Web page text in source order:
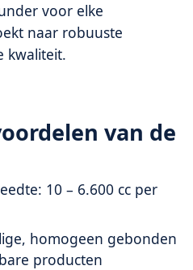
voor elke
naar robuuste
kwaliteit.
van de
10 – 6.600 cc per
homogeen gebonden
producten